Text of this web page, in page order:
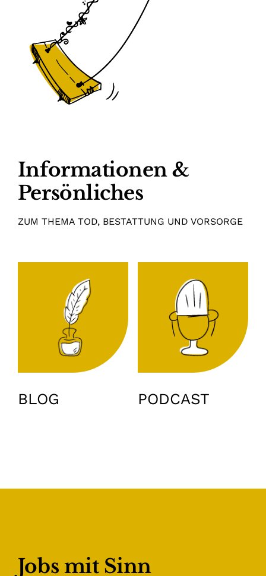
Informationen &
Persönliches
ZUM THEMA TOD, BESTATTUNG UND VORSORGE
BLOG PODCAST
Jobs mit Sinn